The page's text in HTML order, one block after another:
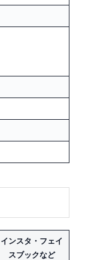
インスタ・フェイ
スブックなど